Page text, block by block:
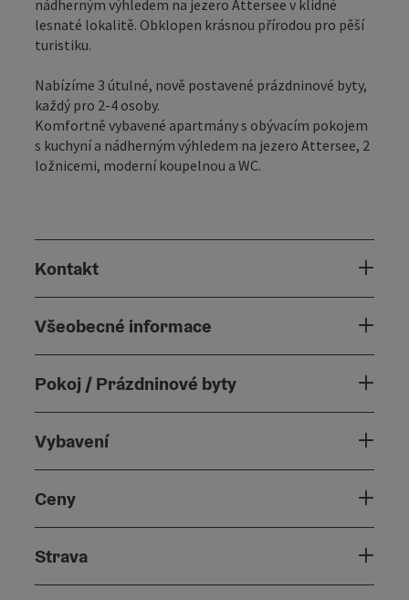
nádherným výhledem na jezero Attersee v klidné
lesnaté lokalitě. Obklopen krásnou přírodou pro pěší
turistiku.
Nabízíme 3 útulné, nově postavené prázdninové byty,
každý pro 2-4 osoby.
Komfortně vybavené apartmány s obývacím pokojem
s kuchyní a nádherným výhledem na jezero Attersee, 2
ložnicemi, moderní koupelnou a WC.
Kontakt
Všeobecné informace
Pokoj / Prázdninové byty
Vybavení
Ceny
Strava